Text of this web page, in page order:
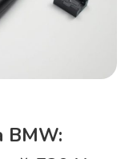
BMW: